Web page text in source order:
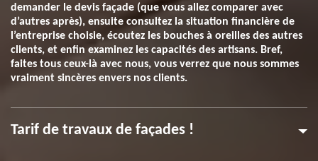
demander le devis façade (que vous allez comparer avec
d’autres après), ensuite consultez la situation financière de
l’entreprise choisie, écoutez les bouches à oreilles des autres
clients, et enfin examinez les capacités des artisans. Bref,
faites tous ceux-là avec nous, vous verrez que nous sommes
vraiment sincères envers nos clients.
Tarif de travaux de façades !